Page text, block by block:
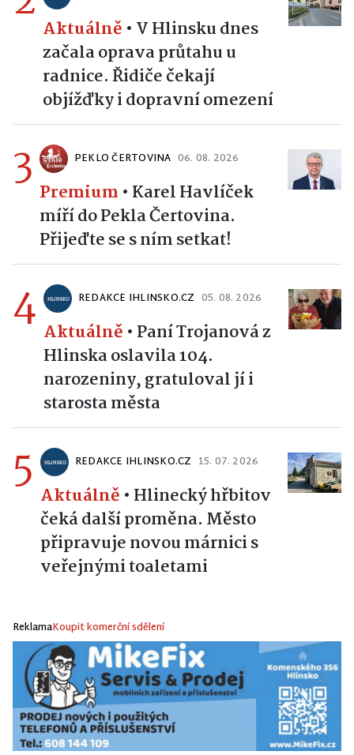
Aktuálně • V Hlinsku dnes
začala oprava průtahu u
radnice. Řidiče čekají
objížďky i dopravní omezení
3 PEKLO ČERTOVINA 06. 08. 2026
Premium • Karel Havlíček
míří do Pekla Čertovina.
Přijeďte se s ním setkat!
4 REDAKCE IHLINSKO.CZ 05. 08. 2026
Aktuálně • Paní Trojanová z
Hlinska oslavila 104.
narozeniny, gratuloval jí i
starosta města
5 REDAKCE IHLINSKO.CZ 15. 07. 2026
Aktuálně • Hlinecký hřbitov
čeká další proměna. Město
připravuje novou márnici s
veřejnými toaletami
ReklamaKoupit komerční sdělení